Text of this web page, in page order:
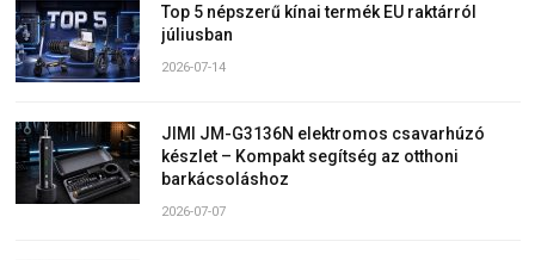
Top 5 népszerű kínai termék EU raktárról
júliusban
2026-07-14
JIMI JM-G3136N elektromos csavarhúzó
készlet – Kompakt segítség az otthoni
barkácsoláshoz
2026-07-07